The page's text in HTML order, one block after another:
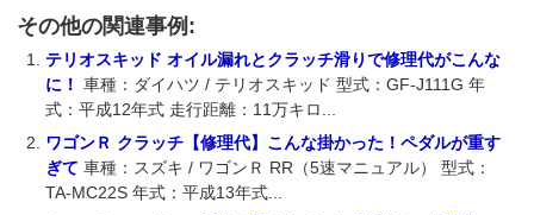
その他の関連事例:
テリオスキッド オイル漏れとクラッチ滑りで修理代がこんな
に！車種：ダイハツ / テリオスキッド 型式：GF-J111G 年
式：平成12年式 走行距離：11万キロ...
ワゴンＲ クラッチ【修理代】こんな掛かった！ペダルが重す
ぎて車種：スズキ / ワゴンＲ RR（5速マニュアル） 型式：
TA-MC22S 年式：平成13年式...